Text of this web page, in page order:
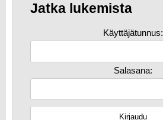
Jatka lukemista
Käyttäjätunnus:
Salasana: